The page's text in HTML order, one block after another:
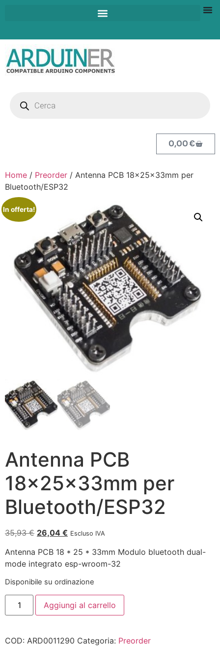
0,00€
Home / Preorder / Antenna PCB 18x25x33mm per
Bluetooth/ESP32
In offerta!
Antenna PCB
18x25x33mm per
Bluetooth/ESP32
35,93€ 26,04 € Escluso IVA
Antenna PCB 18 * 25 * 33mm Modulo bluetooth dual-
mode integrato esp-wroom-32
Disponibile su ordinazione
Aggiungi al carrello
COD: ARD0011290 Categoria: Preorder